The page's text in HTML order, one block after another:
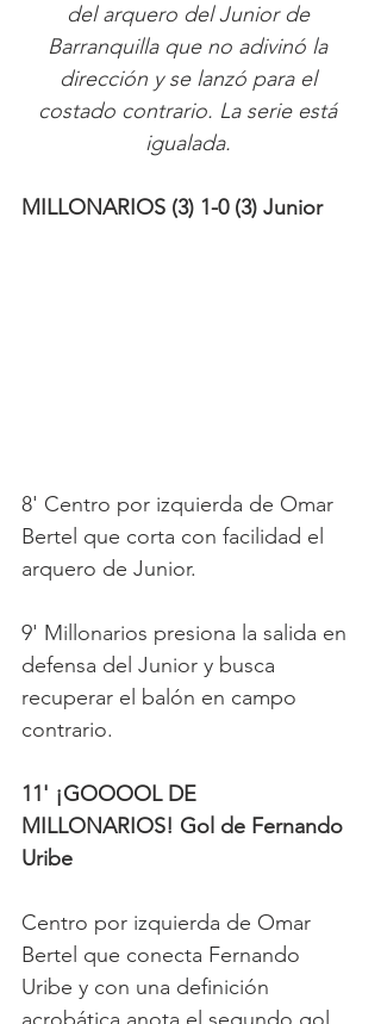
del arquero del Junior de
Barranquilla que no adivinó la
dirección y se lanzó para el
costado contrario. La serie está
igualada.
MILLONARIOS (3) 1-0 (3) Junior
8' Centro por izquierda de Omar
Bertel que corta con facilidad el
arquero de Junior.
9' Millonarios presiona la salida en
defensa del Junior y busca
recuperar el balón en campo
contrario.
11' ¡GOOOOL DE
MILLONARIOS! Gol de Fernando
Uribe
Centro por izquierda de Omar
Bertel que conecta Fernando
Uribe y con una definición
acrobática anota el segundo gol